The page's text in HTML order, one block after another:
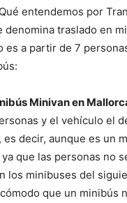
entendemos por
denomina traslado en
es a partir de 7
Minivan en
y el vehículo el
es decir, aunque es un
que las personas no
los minibuses del
que un minibús